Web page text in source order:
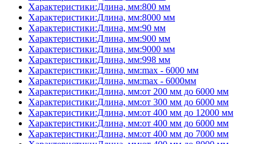
Характеристики:Длина, мм:800 мм
Характеристики:Длина, мм:8000 мм
Характеристики:Длина, мм:90 мм
Характеристики:Длина, мм:900 мм
Характеристики:Длина, мм:9000 мм
Характеристики:Длина, мм:998 мм
Характеристики:Длина, мм:max - 6000 мм
Характеристики:Длина, мм:max - 6000мм
Характеристики:Длина, мм:от 200 мм до 6000 мм
Характеристики:Длина, мм:от 300 мм до 6000 мм
Характеристики:Длина, мм:от 400 мм до 12000 мм
Характеристики:Длина, мм:от 400 мм до 6000 мм
Характеристики:Длина, мм:от 400 мм до 7000 мм